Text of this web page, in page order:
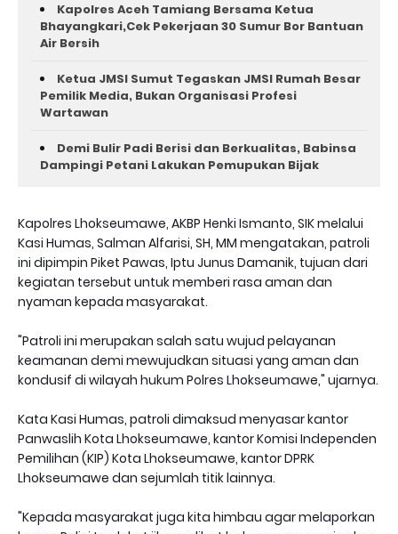
Kapolres Aceh Tamiang Bersama Ketua
Bhayangkari,Cek Pekerjaan 30 Sumur Bor Bantuan
Air Bersih
Ketua JMSI Sumut Tegaskan JMSI Rumah Besar
Pemilik Media, Bukan Organisasi Profesi
Wartawan
Demi Bulir Padi Berisi dan Berkualitas, Babinsa
Dampingi Petani Lakukan Pemupukan Bijak
Kapolres Lhokseumawe, AKBP Henki Ismanto, SIK melalui
Kasi Humas, Salman Alfarisi, SH, MM mengatakan, patroli
ini dipimpin Piket Pawas, Iptu Junus Damanik, tujuan dari
kegiatan tersebut untuk memberi rasa aman dan
nyaman kepada masyarakat.
"Patroli ini merupakan salah satu wujud pelayanan
keamanan demi mewujudkan situasi yang aman dan
kondusif di wilayah hukum Polres Lhokseumawe," ujarnya.
Kata Kasi Humas, patroli dimaksud menyasar kantor
Panwaslih Kota Lhokseumawe, kantor Komisi Independen
Pemilihan (KIP) Kota Lhokseumawe, kantor DPRK
Lhokseumawe dan sejumlah titik lainnya.
"Kepada masyarakat juga kita himbau agar melaporkan